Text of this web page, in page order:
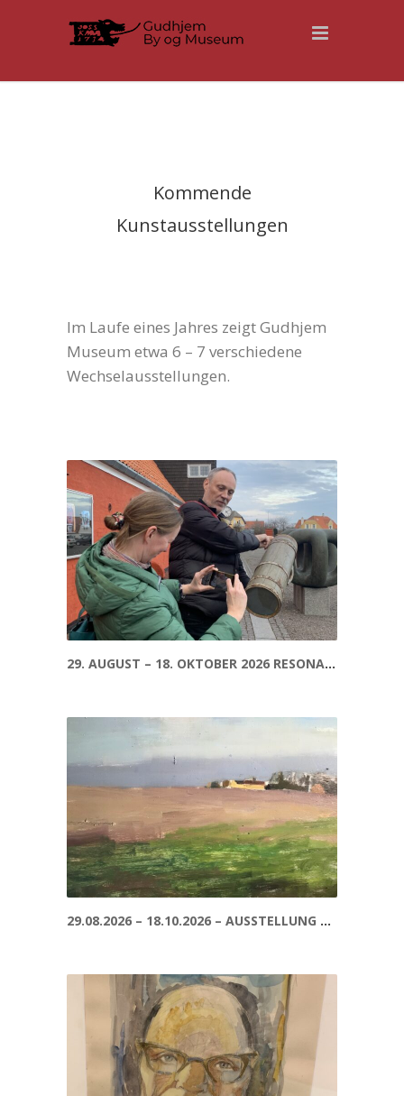
Kommende
Kunstausstellungen
Im Laufe eines Jahres zeigt Gudhjem
Museum etwa 6 – 7 verschiedene
Wechselausstellungen.
29. AUGUST – 18. OKTOBER 2026 RESONANZ – VON DER VERGANGENHEIT ZUR GEGENWART
29.08.2026 – 18.10.2026 – AUSSTELLUNG – PETER KRUSE LARSEN